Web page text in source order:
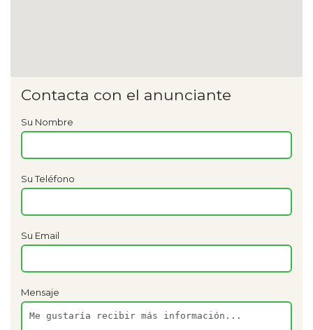
Contacta con el anunciante
Su Nombre
Su Teléfono
Su Email
Mensaje